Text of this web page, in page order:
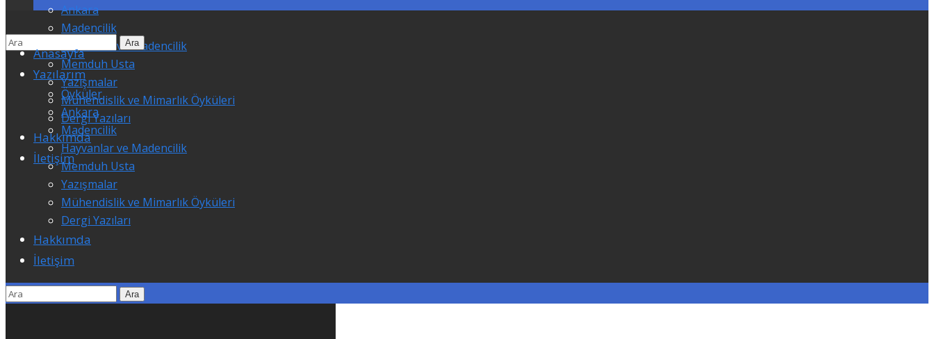
Ankara
Madencilik
Hayvanlar ve Madencilik
Memduh Usta
Yazışmalar
Mühendislik ve Mimarlık Öyküleri
Dergi Yazıları
Hakkımda
İletişim
Anasayfa
Yazılarım
Öyküler
Ankara
Madencilik
Hayvanlar ve Madencilik
Memduh Usta
Yazışmalar
Mühendislik ve Mimarlık Öyküleri
Dergi Yazıları
Hakkımda
İletişim